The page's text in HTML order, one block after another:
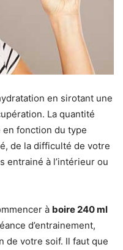
en sirotant une
La quantité
en fonction du type
de la difficulté de votre
entrainé à l’intérieur ou
à boire 240 ml
d’entrainement,
de votre soif. Il faut que